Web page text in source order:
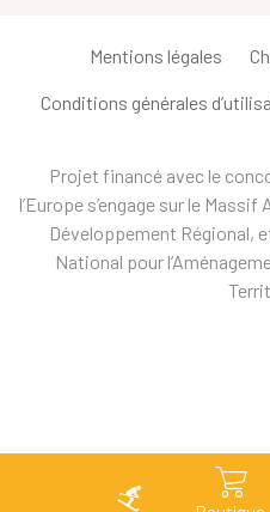
Mentions légales
Conditions générales
Projet financé avec le
l’Europe s’engage sur le
Développement Régional,
National pour